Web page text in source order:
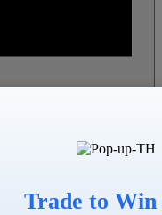
Trade to Win